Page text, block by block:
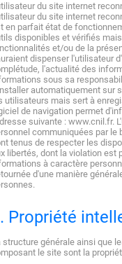
du site internet
du site internet
en parfait état de
disponibles et vérifiés
et/ou de la
dispenser l'utilisateur
l'actualité des
sous sa
automatiquement sur
utilisateurs mais sert à
de navigation permet
suivante : www.cnil.fr.
communiquées par
tenus de respecter les
libertés, dont la violation est
à caractère
d'une manière
Propriété
structure générale ainsi que
le site sont la